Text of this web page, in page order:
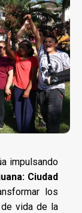
impulsando
Ciudad
los
vida de la